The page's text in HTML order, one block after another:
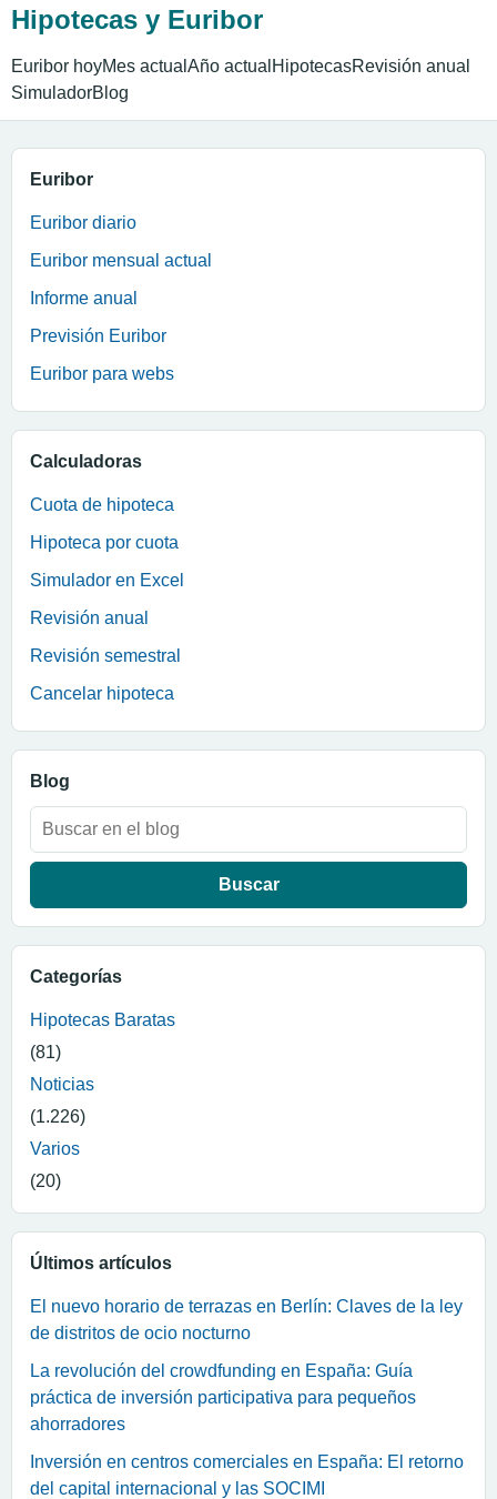
Hipotecas y Euribor
Euribor hoyMes actual Año actual HipotecasRevisión anual
SimuladorBlog
Euribor
Euribor diario
Euribor mensual actual
Informe anual
Previsión Euribor
Euribor para webs
Calculadoras
Cuota de hipoteca
Hipoteca por cuota
Simulador en Excel
Revisión anual
Revisión semestral
Cancelar hipoteca
Blog
Buscar:
Categorías
Hipotecas Baratas
(81)
Noticias
(1.226)
Varios
(20)
Últimos artículos
El nuevo horario de terrazas en Berlín: Claves de la ley
de distritos de ocio nocturno
La revolución del crowdfunding en España: Guía
práctica de inversión participativa para pequeños
ahorradores
Inversión en centros comerciales en España: El retorno
del capital internacional y las SOCIMI